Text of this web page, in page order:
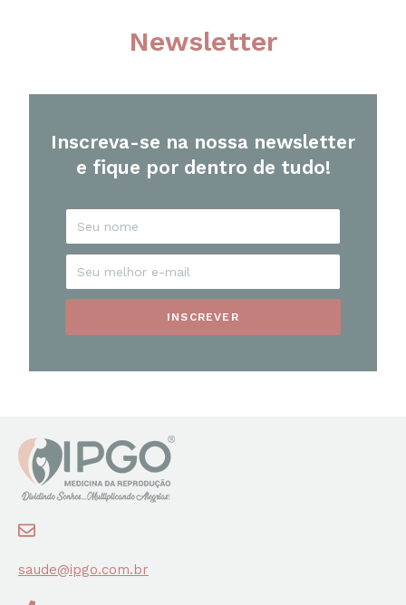
Newsletter
Inscreva-se na nossa newsletter
e fique por dentro de tudo!
INSCREVER
saude@ipgo.com.br